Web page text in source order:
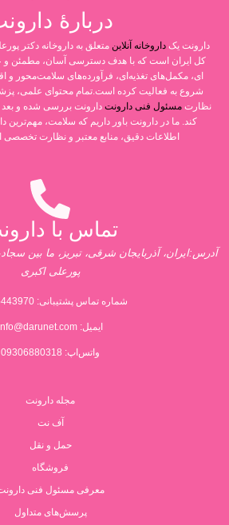
دربارۀ
دارونت یکداروخانه آنلاین متعلق به داروخانه دکتر
کل ایران است که با هدف دسترسی آسان، مطمئن و
شروع به فعالیت کرده است.تمام محتوای علمی،
نظارتمسئول فنی دارونت دارونت بررسی شده و بعد
کند. ما در دارونت باور داریم که سلامت، مهم‌ترین
اطلاعات دقیق، منابع معتبر و نظارت
تماس با
آدرس:ایران، آذربایجان شرقی، تبریز، ما بین
پورعلی اکبری
شماره تماس پشتیبانی:
ایمیل:
واتس‌اپ: 09306880318
مجله دارونت
آف نت
حمل و نقل
فروشگاه
معرفی مسئول فنی
پرسش‌های متداول